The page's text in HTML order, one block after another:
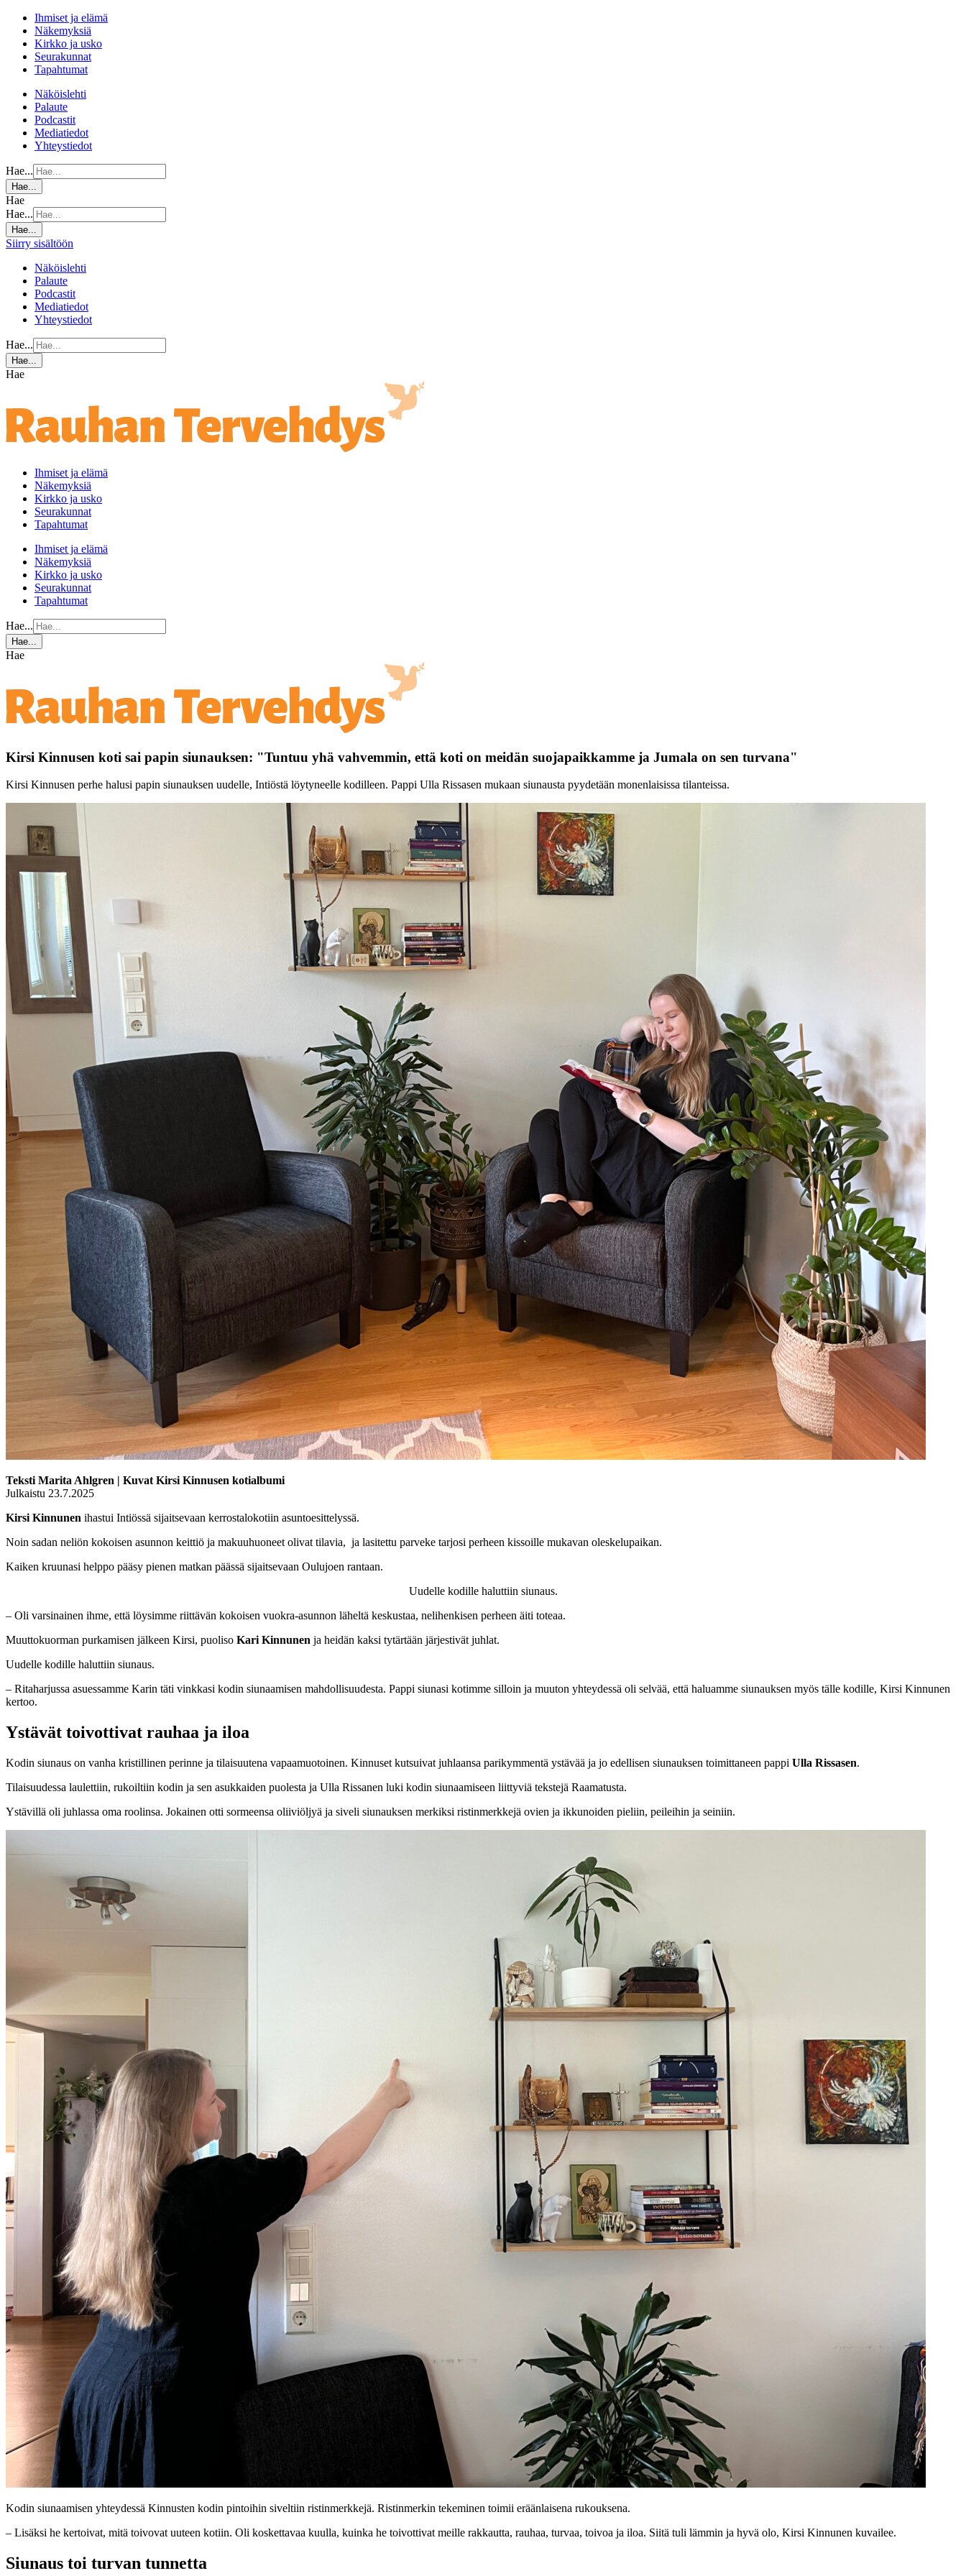
Ihmiset ja elämä
Näkemyksiä
Kirkko ja usko
Seurakunnat
Tapahtumat
Näköislehti
Palaute
Podcastit
Mediatiedot
Yhteystiedot
Hae...
Hae...
Hae
Hae...
Hae...
Siirry sisältöön
Näköislehti
Palaute
Podcastit
Mediatiedot
Yhteystiedot
Hae...
Hae...
Hae
Ihmiset ja elämä
Näkemyksiä
Kirkko ja usko
Seurakunnat
Tapahtumat
Ihmiset ja elämä
Näkemyksiä
Kirkko ja usko
Seurakunnat
Tapahtumat
Hae...
Hae...
Hae
Kirsi Kinnusen koti sai papin siunauksen: "Tuntuu yhä vahvemmin, että koti on meidän suojapaikkamme ja Jumala on sen turvana"
Kirsi Kinnusen perhe halusi papin siunauksen uudelle, Intiöstä löytyneelle kodilleen. Pappi Ulla Rissasen mukaan siunausta pyydetään monenlaisissa tilanteissa.
Teksti Marita Ahlgren | Kuvat Kirsi Kinnusen kotialbumi
Julkaistu 23.7.2025
Kirsi Kinnunen ihastui Intiössä sijaitsevaan kerrostalokotiin asuntoesittelyssä.
Noin sadan neliön kokoisen asunnon keittiö ja makuuhuoneet olivat tilavia, ja lasitettu parveke tarjosi perheen kissoille mukavan oleskelupaikan.
Kaiken kruunasi helppo pääsy pienen matkan päässä sijaitsevaan Oulujoen rantaan.
Uudelle kodille haluttiin siunaus.
– Oli varsinainen ihme, että löysimme riittävän kokoisen vuokra-asunnon läheltä keskustaa, nelihenkisen perheen äiti toteaa.
Muuttokuorman purkamisen jälkeen Kirsi, puoliso Kari Kinnunen ja heidän kaksi tytärtään järjestivät juhlat.
Uudelle kodille haluttiin siunaus.
– Ritaharjussa asuessamme Karin täti vinkkasi kodin siunaamisen mahdollisuudesta. Pappi siunasi kotimme silloin ja muuton yhteydessä oli selvää, että haluamme siunauksen myös tälle kodille, Kirsi Kinnunen
kertoo.
Ystävät toivottivat rauhaa ja iloa
Kodin siunaus on vanha kristillinen perinne ja tilaisuutena vapaamuotoinen. Kinnuset kutsuivat juhlaansa parikymmentä ystävää ja jo edellisen siunauksen toimittaneen pappi Ulla Rissasen.
Tilaisuudessa laulettiin, rukoiltiin kodin ja sen asukkaiden puolesta ja Ulla Rissanen luki kodin siunaamiseen liittyviä tekstejä Raamatusta.
Ystävillä oli juhlassa oma roolinsa. Jokainen otti sormeensa oliiviöljyä ja siveli siunauksen merkiksi ristinmerkkejä ovien ja ikkunoiden pieliin, peileihin ja seiniin.
Kodin siunaamisen yhteydessä Kinnusten kodin pintoihin siveltiin ristinmerkkejä. Ristinmerkin tekeminen toimii eräänlaisena rukouksena.
– Lisäksi he kertoivat, mitä toivovat uuteen kotiin. Oli koskettavaa kuulla, kuinka he toivottivat meille rakkautta, rauhaa, turvaa, toivoa ja iloa. Siitä tuli lämmin ja hyvä olo, Kirsi Kinnunen kuvailee.
Siunaus toi turvan tunnetta